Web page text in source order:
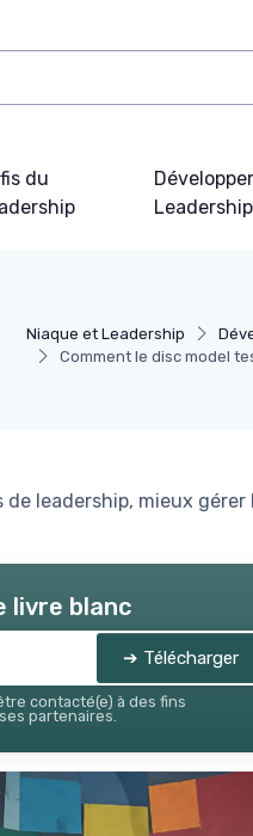
du
Leadership
Niaque et Leadership
Comment le disc model
leadership, mieux gérer
livre blanc
➔ Télécharger
contacté(e) à des fins
partenaires.